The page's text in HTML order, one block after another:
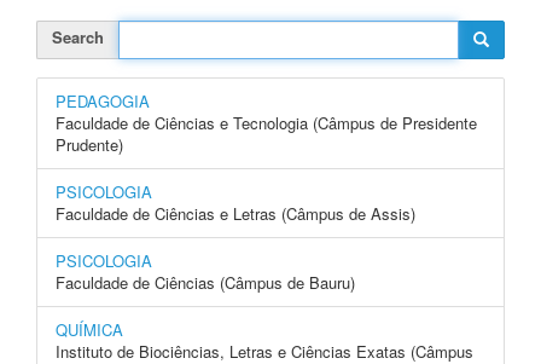
Search
PEDAGOGIA
Faculdade de Ciências e Tecnologia (Câmpus de Presidente
Prudente)
PSICOLOGIA
Faculdade de Ciências e Letras (Câmpus de Assis)
PSICOLOGIA
Faculdade de Ciências (Câmpus de Bauru)
QUÍMICA
Instituto de Biociências, Letras e Ciências Exatas (Câmpus